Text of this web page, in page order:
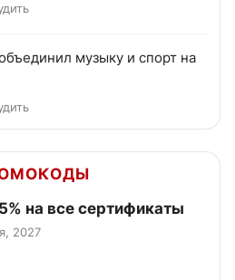
музыку и спорт на
на все сертификаты
2027